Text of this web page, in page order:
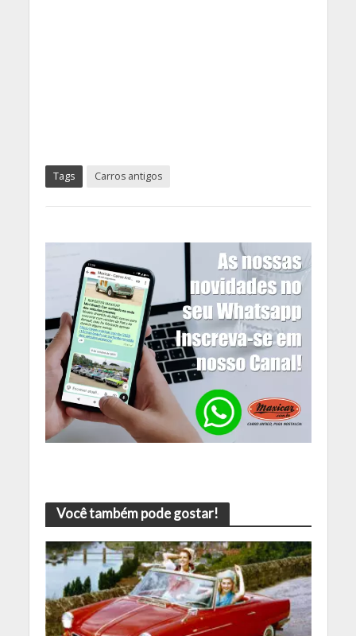
Tags Carros antigos
Você também pode gostar!